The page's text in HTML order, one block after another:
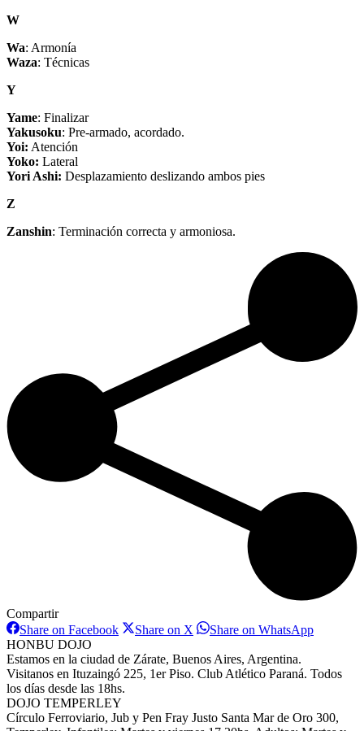
W
Wa: Armonía
Waza: Técnicas
Y
Yame: Finalizar
Yakusoku: Pre-armado, acordado.
Yoi: Atención
Yoko: Lateral
Yori Ashi: Desplazamiento deslizando ambos pies
Z
Zanshin: Terminación correcta y armoniosa.
Compartir
Share on FacebookShare
Facebook
Share on X Share
X
Share on WhatsAppShare
HONBU DOJO
Estamos en la ciudad de Zárate, Buenos Aires, Argentina.
Visitanos en Ituzaingó 225, 1er Piso. Club Atlético Paraná. Todos
los días desde las 18hs.
DOJO TEMPERLEY
Círculo Ferroviario, Jub y Pen Fray Justo Santa Mar de Oro 300,